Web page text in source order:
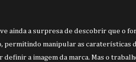
ainda a surpresa de descobrir que o
permitindo manipular as caraterísticas
a imagem da marca. Mas o